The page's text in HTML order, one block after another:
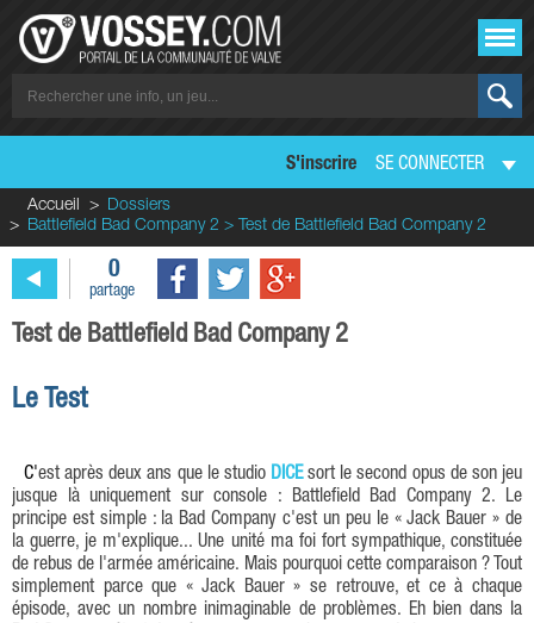
S'inscrire SE CONNECTER
Accueil
Dossiers
Battlefield Bad Company 2 > Test de Battlefield Bad Company 2
0
partage
Test de Battlefield Bad Company 2
Le Test
C'est après deux ans que le studio DICEsort le second opus de son jeu
jusque là uniquement sur console : Battlefield Bad Company 2. Le
principe est simple : la Bad Company c'est un peu le « Jack Bauer » de
la guerre, je m'explique... Une unité ma foi fort sympathique, constituée
de rebus de l'armée américaine. Mais pourquoi cette comparaison ? Tout
simplement parce que « Jack Bauer » se retrouve, et ce à chaque
épisode, avec un nombre inimaginable de problèmes. Eh bien dans la